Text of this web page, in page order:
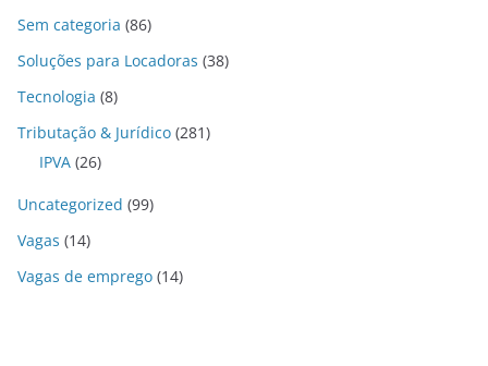
Sem categoria (86)
Soluções para Locadoras (38)
Tecnologia (8)
Tributação & Jurídico (281)
IPVA (26)
Uncategorized (99)
Vagas (14)
Vagas de emprego (14)